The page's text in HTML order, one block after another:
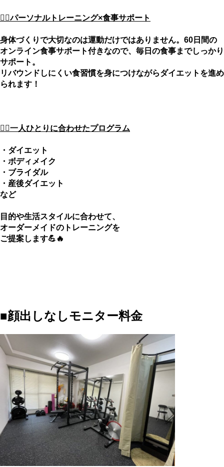
🙋‍♀️パーソナルトレーニング×食事サポート
身体づくりで大切なのは運動だけではありません。 60日間の
オンライン食事サポート付きなので、毎日の食事までしっかり
サポート。
リバウンドしにくい食習慣を身につけながらダイエットを進め
られます！
🙋‍♀️一人ひとりに合わせたプログラム
・ダイエット
・ボディメイク
・ブライダル
・産後ダイエット
など
目的や生活スタイルに合わせて、
オーダーメイドのトレーニングを
ご提案します💪🔥
■顔出しなしモニター料金